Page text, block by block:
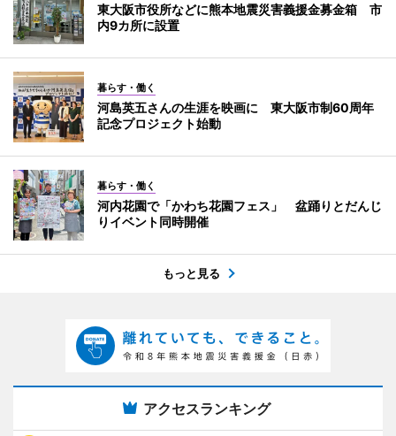
東大阪市役所などに熊本地震災害義援金募金箱 市
内9カ所に設置
暮らす・働く
河島英五さんの生涯を映画に 東大阪市制60周年
記念プロジェクト始動
暮らす・働く
河内花園で「かわち花園フェス」 盆踊りとだんじ
りイベント同時開催
もっと見る
アクセスランキング